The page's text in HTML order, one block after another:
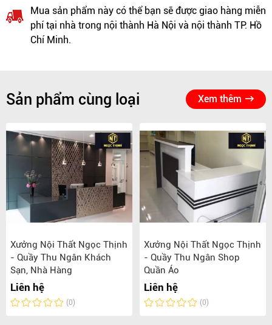
Mua sản phẩm này có thể bạn sẽ được giao hàng miễn
phí tại nhà trong nội thành Hà Nội và nội thành TP. Hồ
Chí Minh.
Sản phẩm cùng loại Xem thêm
Xưởng Nội Thất Ngọc Thịnh
- Quầy Thu Ngân Khách
Sạn, Nhà Hàng
Liên hệ
(0)
Xưởng Nội Thất Ngọc Thịnh
- Quầy Thu Ngân Shop
Quần Áo
Liên hệ
(0)